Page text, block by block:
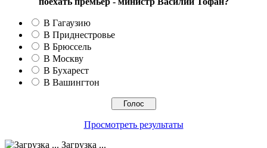
В Гагаузию
В Приднестровье
В Брюссель
В Москву
В Бухарест
В Вашингтон
Просмотреть результаты
Загрузка ...